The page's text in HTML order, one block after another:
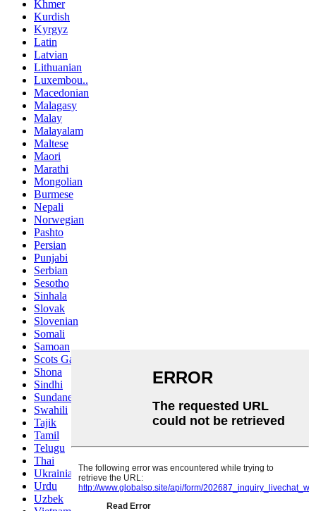
Khmer
Kurdish
Kyrgyz
Latin
Latvian
Lithuanian
Luxembou..
Macedonian
Malagasy
Malay
Malayalam
Maltese
Maori
Marathi
Mongolian
Burmese
Nepali
Norwegian
Pashto
Persian
Punjabi
Serbian
Sesotho
Sinhala
Slovak
Slovenian
Somali
Samoan
Scots Gaelic
Shona
Sindhi
Sundanese
Swahili
Tajik
Tamil
Telugu
Thai
Ukrainian
Urdu
Uzbek